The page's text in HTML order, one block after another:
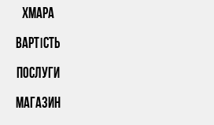
ХМАРА
ВАРТІСТЬ
ПОСЛУГИ
МАГАЗИН